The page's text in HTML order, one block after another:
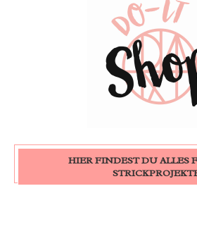
HIER FINDEST DU ALLES